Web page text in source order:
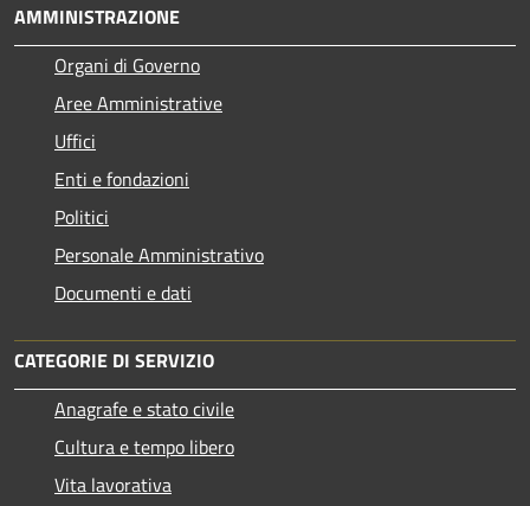
AMMINISTRAZIONE
Organi di Governo
Aree Amministrative
Uffici
Enti e fondazioni
Politici
Personale Amministrativo
Documenti e dati
CATEGORIE DI SERVIZIO
Anagrafe e stato civile
Cultura e tempo libero
Vita lavorativa